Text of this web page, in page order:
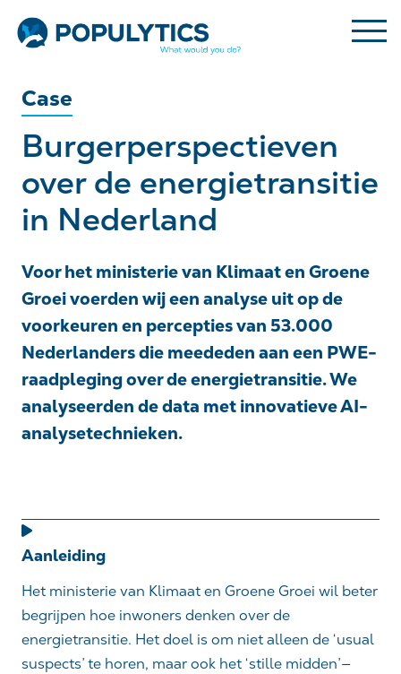
Case
Burgerperspectieven
over de energietransitie
in Nederland
Voor het ministerie van Klimaat en Groene
Groei voerden wij een analyse uit op de
voorkeuren en percepties van 53.000
Nederlanders die meededen aan een PWE-
raadpleging over de energietransitie. We
analyseerden de data met innovatieve AI-
analysetechnieken.
Aanleiding
Het ministerie van Klimaat en Groene Groei wil beter
begrijpen hoe inwoners denken over de
energietransitie. Het doel is om niet alleen de ‘usual
suspects’ te horen, maar ook het ‘stille midden’—